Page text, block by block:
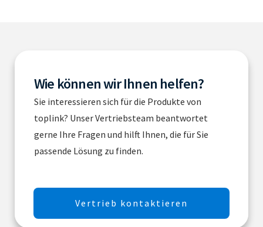
Wie können wir Ihnen helfen?
Sie interessieren sich für die Produkte von
toplink? Unser Vertriebsteam beantwortet
gerne Ihre Fragen und hilft Ihnen, die für Sie
passende Lösung zu finden.
Vertrieb kontaktieren